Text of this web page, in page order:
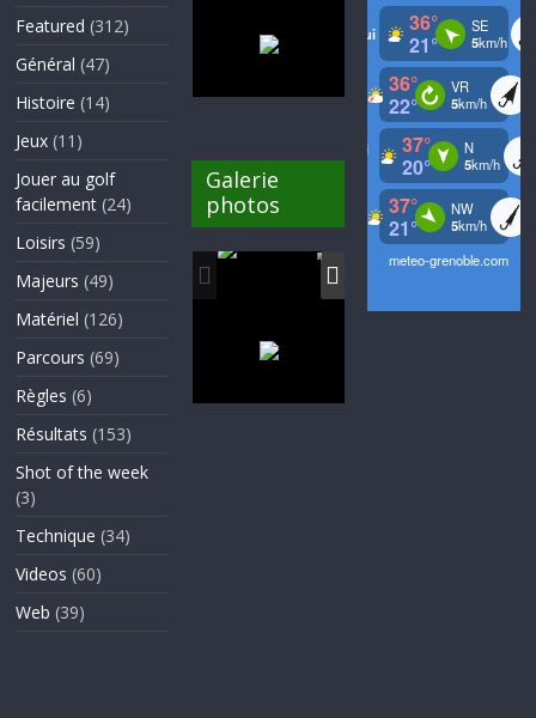
Featured (312)
Général (47)
Histoire (14)
Jeux (11)
Jouer au golf
facilement (24)
Loisirs (59)
Majeurs (49)
Matériel (126)
Parcours (69)
Règles (6)
Résultats (153)
Shot of the week
(3)
Technique (34)
Videos (60)
Web (39)
Galerie
photos